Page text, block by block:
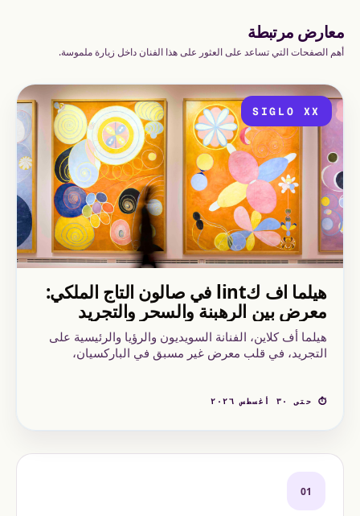
معارض مرتبطة
أهم الصفحات التي تساعد على العثور على هذا الفنان داخل زيارة ملموسة.
SIGLO XX
هيلما اف كlint في صالون التاج الملكي:
معرض بين الرهبنة والسحر والتجريد
هيلما أف كلاين، الفنانة السويديون والرؤيا والرئيسية على
التجريد، في قلب معرض غير مسبق في الباركسيان،
⏱ حتى ٣٠ أغسطس ٢٠٢٦
01